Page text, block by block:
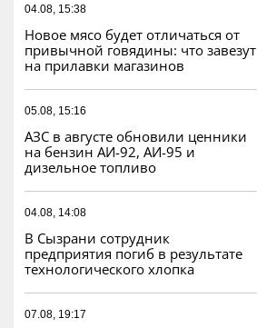
04.08, 15:38
Новое мясо будет отличаться от
привычной говядины: что завезут
на прилавки магазинов
05.08, 15:16
АЗС в августе обновили ценники
на бензин АИ-92, АИ-95 и
дизельное топливо
04.08, 14:08
В Сызрани сотрудник
предприятия погиб в результате
технологического хлопка
07.08, 19:17